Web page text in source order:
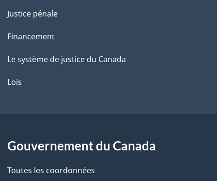
Justice pénale
Financement
Le système de justice du Canada
Lois
Gouvernement du Canada
Toutes les coordonnées